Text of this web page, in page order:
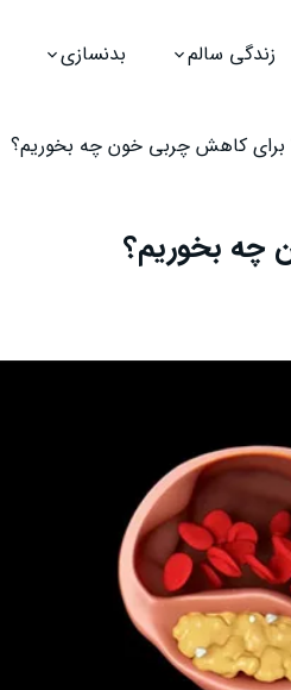
زندگی سالم بدنسازی
کاهش چربی خون چه بخوریم؟
بخوریم؟